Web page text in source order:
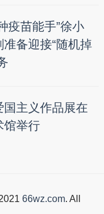
疫苗能手”徐小
准备迎接“随机掉
国主义作品展在
馆举行
66wz.com. All